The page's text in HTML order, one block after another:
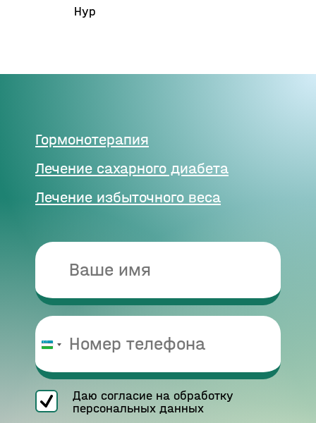
Гормонотерапия
Лечение сахарного диабета
Лечение избыточного веса
Узбекистан
Даю согласие на обработку
персональных данных
Нур